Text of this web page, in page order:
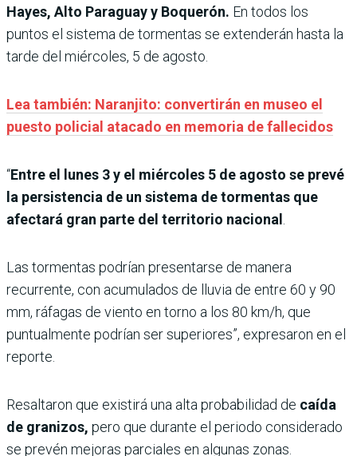
Hayes, Alto Paraguay y Boquerón. En todos los
puntos el sistema de tormentas se extenderán hasta la
tarde del miércoles, 5 de agosto.
Lea también: Naranjito: convertirán en museo el
puesto policial atacado en memoria de fallecidos
“Entre el lunes 3 y el miércoles 5 de agosto se prevé
la persistencia de un sistema de tormentas que
afectará gran parte del territorio nacional
Las tormentas podrían presentarse de manera
recurrente, con acumulados de lluvia de entre 60 y 90
mm, ráfagas de viento en torno a los 80 km/h, que
puntualmente podrían ser superiores”, expresaron en el
reporte.
Resaltaron que existirá una alta probabilidad de caída
de granizos, pero que durante el periodo considerado
se prevén mejoras parciales en algunas zonas.